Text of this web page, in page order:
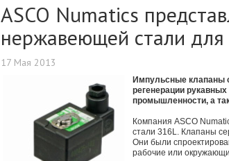
ASCO Numatics
нержавеющей стали для
17 Мая 2013
Импульсные клапаны
регенерации
промышленности, а
Компания ASCO
стали 316L. Клапаны
Они были
рабочие или